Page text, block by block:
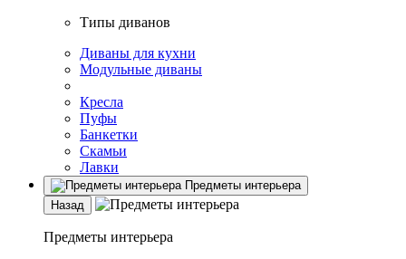
Типы диванов
Диваны для кухни
Модульные диваны
Кресла
Пуфы
Банкетки
Скамьи
Лавки
Предметы интерьера
Назад
Предметы интерьера